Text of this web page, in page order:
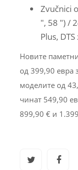
Zvučnici
″, 58 ″) /
Plus, DTS
Новите
од 399,90 евра
моделите од
чинат 549,90
899,90 € и